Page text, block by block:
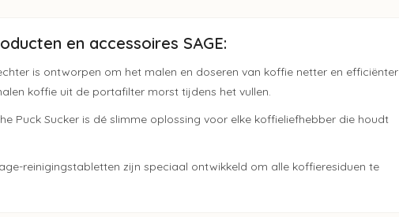
en accessoires SAGE:
is ontworpen om het malen en doseren van koffie netter en efficiënter
koffie uit de portafilter morst tijdens het vullen.
Puck Sucker is dé slimme oplossing voor elke koffieliefhebber die houdt
reinigingstabletten zijn speciaal ontwikkeld om alle koffieresiduen te